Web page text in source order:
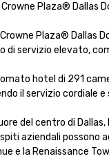
Plaza® Dallas
Plaza® Dallas
di servizio elevato,
hotel di 291
il servizio cordiale
del centro di Dallas,
aziendali
e la Renaissance